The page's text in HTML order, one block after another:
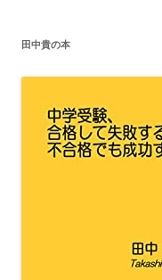
田中貴の本